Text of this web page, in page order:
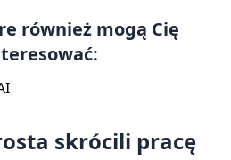
również mogą Cię
skrócili pracę